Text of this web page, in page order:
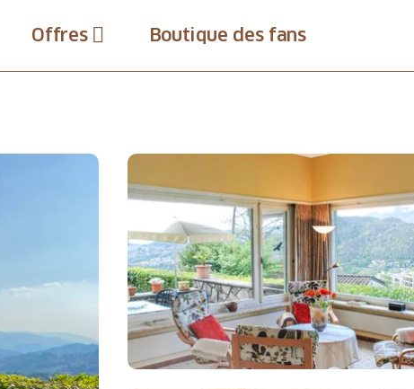
Offres Boutique des fans